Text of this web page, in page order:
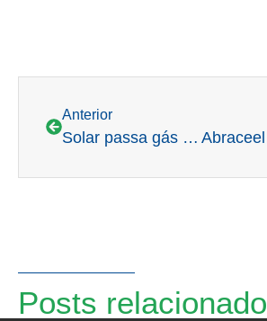
Anterior
Solar passa gás natural e biomassa e se torna a 3ª fonte na matriz
Posts